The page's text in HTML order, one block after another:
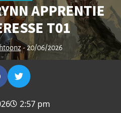
APPRENTIE
T01
- 20/06/2026
2:57 pm